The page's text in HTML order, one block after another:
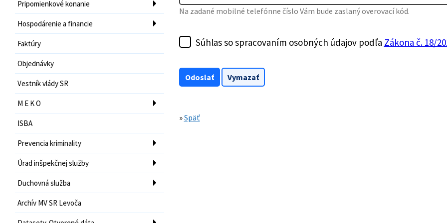
Pripomienkové konanie
Hospodárenie a financie
Faktúry
Objednávky
Vestník vlády SR
M E K O
ISBA
Prevencia kriminality
Úrad inšpekčnej služby
Duchovná služba
Archív MV SR Levoča
Na zadané mobilné telefónne číslo Vám bude zaslaný overovací kód.
Súhlas so spracovaním osobných údajov podľa Zákona č. 18/
»Späť